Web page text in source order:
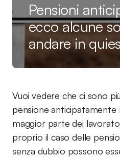
Pensioni
ecco alcune
andare in
Vuoi vedere che ci sono
pensione anticipatamente
maggior parte dei
proprio il caso delle
senza dubbio possono